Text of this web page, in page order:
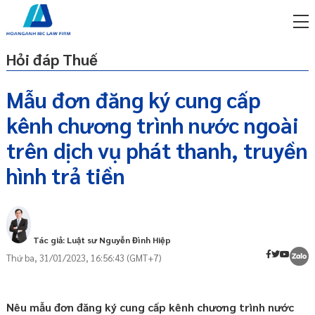
Hỏi đáp Thuế
Mẫu đơn đăng ký cung cấp
kênh chương trình nước ngoài
trên dịch vụ phát thanh, truyền
hình trả tiền
Tác giả: Luật sư Nguyễn Đình Hiệp
Thứ ba, 31/01/2023, 16:56:43 (GMT+7)
Nêu mẫu đơn đăng ký cung cấp kênh chương trình nước
phí qua zalo
sư trực tuyến online
ty/doanh nghiệp
gói
phí qua zalo
sư trực tuyến online
gói
gói